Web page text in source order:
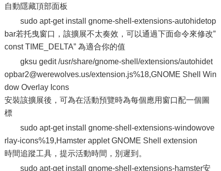
自動隱藏頂部面板
sudo apt-get install gnome-shell-extensions-autohidetop
bar若托曳窗口，該擴展不太奏效，可以通過下面命令來修改”
const TIME_DELTA” 為適合你的值
gksu gedit /usr/share/gnome-shell/extensions/autohidet
opbar2@werewolves.us/extension.js%18,GNOME Shell Win
dow Overlay Icons
安裝該擴展後，可為在活動預覽時為每個應用窗口配一個圖
標
sudo apt-get install gnome-shell-extensions-windowove
rlay-icons%19,Hamster applet GNOME Shell extension
時間追蹤工具，提示活動時間，別遲到。
sudo apt-get install gnome-shell-extensions-hamster安